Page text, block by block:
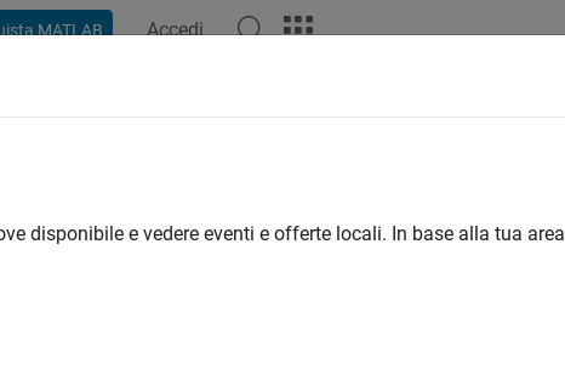
MATLAB Accedi
How useful was this information?
disponibile e vedere eventi e offerte locali. In base alla tua area